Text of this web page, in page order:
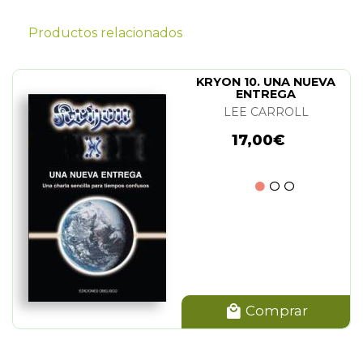
Productos relacionados
KRYON 10. UNA NUEVA
ENTREGA
LEE CARROLL
17,00€
Comprar